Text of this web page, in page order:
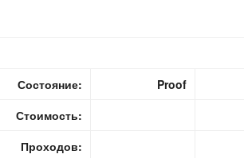
Состояние:
Proof
Стоимость:
Проходов: